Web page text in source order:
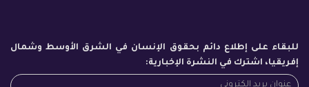
للبقاء على إطلاع دائم بحقوق الإنسان في الشرق الأوسط وشمال
إفريقيا، اشترك في النشرة الإخبارية: